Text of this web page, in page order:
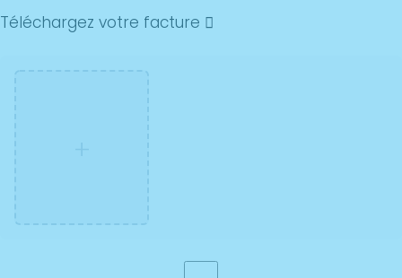
Téléchargez votre facture